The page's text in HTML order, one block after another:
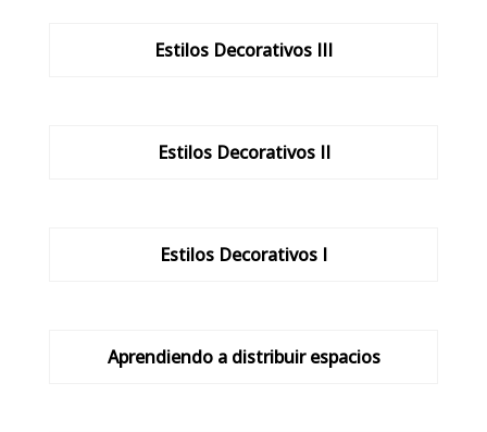
Estilos Decorativos III
Estilos Decorativos II
Estilos Decorativos I
Aprendiendo a distribuir espacios